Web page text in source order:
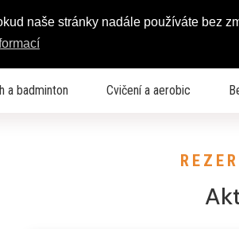
naše stránky nadále používáte bez
a badminton Cvičení a aerobic